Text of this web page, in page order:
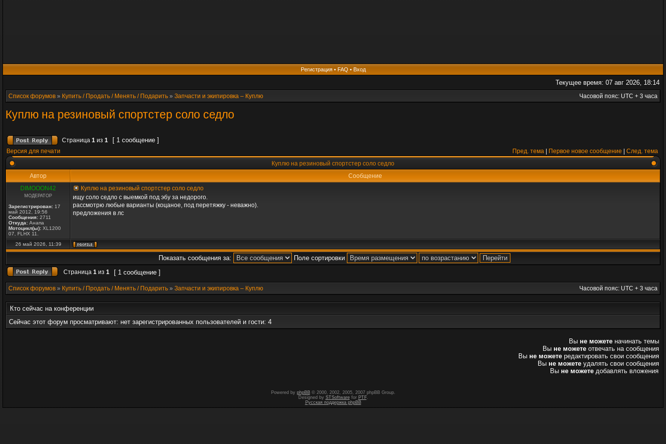
Регистрация• FAQ • Вход
Текущее время: 07 авг 2026, 18:14
Список форумов » Купить / Продать / Менять / Подарить » Запчасти и экипировка – Куплю Часовой пояс: UTC + 3 часа
Куплю на резиновый спортстер соло седло
Страница 1 из 1 [ 1 сообщение ]
Версия для печати Пред. тема Первое новое сообщение
След. тема
Куплю на резиновый спортстер соло седло
Автор
Сообщение
DIMOOON42
МОДЕРАТОР
Зарегистрирован: 17
май 2012, 19:56
Сообщения: 2711
Откуда: Анапа
Мотоцикл(ы): XL1200
07, FLHX 11.
Куплю на резиновый спортстер соло седло
ищу соло седло с выемкой под эбу за недорого.
рассмотрю любые варианты (коцаное, под перетяжку - неважно).
предложения в лс
26 май 2026, 11:39
Показать сообщения за: Поле сортировки
Страница 1 из 1 [ 1 сообщение ]
Список форумов » Купить / Продать / Менять / Подарить » Запчасти и экипировка – Куплю Часовой пояс: UTC + 3 часа
Кто сейчас на конференции
Сейчас этот форум просматривают: нет зарегистрированных пользователей и гости: 4
Вы не можете начинать темы
Вы не можете отвечать на сообщения
Вы не можете редактировать свои сообщения
Вы не можете удалять свои сообщения
Вы не можете добавлять вложения
Powered by phpBB© 2000, 2002, 2005, 2007 phpBB Group.
Designed by STSoftwarefor PTF.
Русская поддержка phpBB